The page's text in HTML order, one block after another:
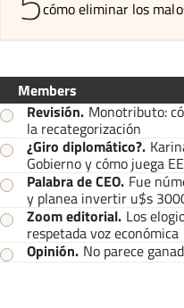
cómo eliminar los
Members
Revisión. Monotributo:
la recategorización
¿Giro diplomático?.
Gobierno y cómo juega
Palabra de CEO. Fue
y planea invertir u$s
Zoom editorial. Los
respetada voz económica
Opinión. No parece